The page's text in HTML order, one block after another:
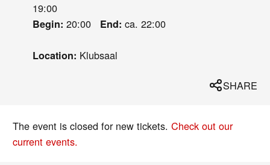
19:00
Begin: 20:00 End: ca. 22:00
Location: Klubsaal
SHARE
The event is closed for new tickets.Check out our
current events.